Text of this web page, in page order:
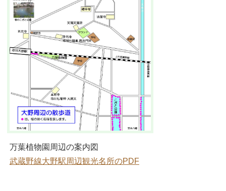
万葉植物園周辺の案内図
武蔵野線大野駅周辺観光名所のPDF